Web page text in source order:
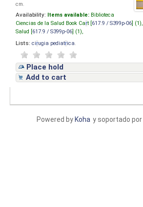
cm.
Availability: Items available: Biblioteca
Ciencias de la Salud Book Cart [ 617.9 / S399p-06 ] (1),
Salud [ 617.9 / S399p-06 ] (1),
Lists: cirugia pediatrica
Place hold
Add to cart
y soportado por
Powered by Koha